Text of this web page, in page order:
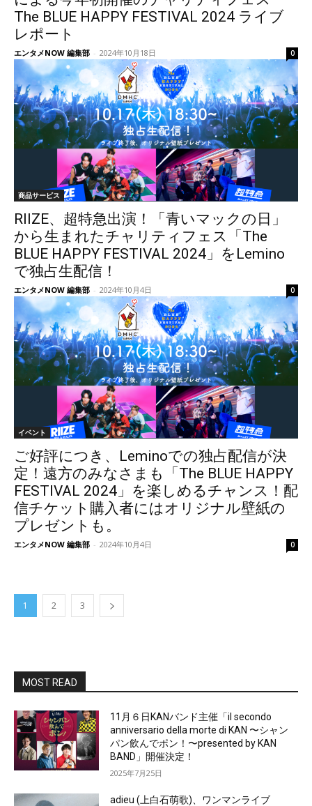
The BLUE HAPPY FESTIVAL 2024 ライブ
レポート
エンタメNOW 編集部 - 2024年10月18日 0
商品サービス
RIIZE、超特急出演！「青いマックの日」
から生まれたチャリティフェス「The
BLUE HAPPY FESTIVAL 2024」をLemino
で独占生配信！
エンタメNOW 編集部 - 2024年10月4日 0
イベント
ご好評につき、Leminoでの独占配信が決
定！遠方のみなさまも「The BLUE HAPPY
FESTIVAL 2024」を楽しめるチャンス！配
信チケット購入者にはオリジナル壁紙の
プレゼントも。
エンタメNOW 編集部 - 2024年10月4日 0
1 2 3
MOST READ
11月６日KANバンド主催「il secondo
anniversario della morte di KAN 〜シャン
パン飲んでポン！〜presented by KAN
BAND」開催決定！
2025年7月25日
adieu (上白石萌歌)、ワンマンライブ